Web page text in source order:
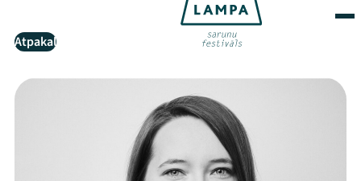
Atpakaļ